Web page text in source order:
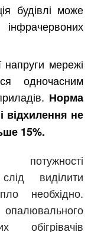
будівлі може
напруги мережі
одночасним
Норма
відхилення не
15%.
виділити
необхідно.
обігрівачів